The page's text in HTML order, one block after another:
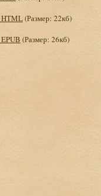
HTML(Размер: 22кб)
(Размер: 26кб)